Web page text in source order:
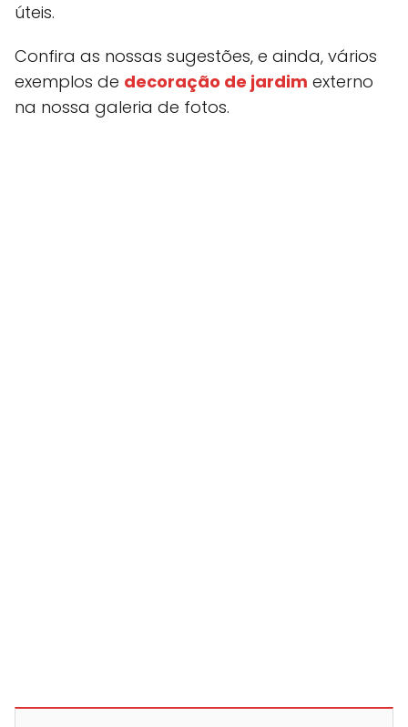
úteis.
Confira as nossas sugestões, e ainda, vários
exemplos de decoração de jardim externo
na nossa galeria de fotos.